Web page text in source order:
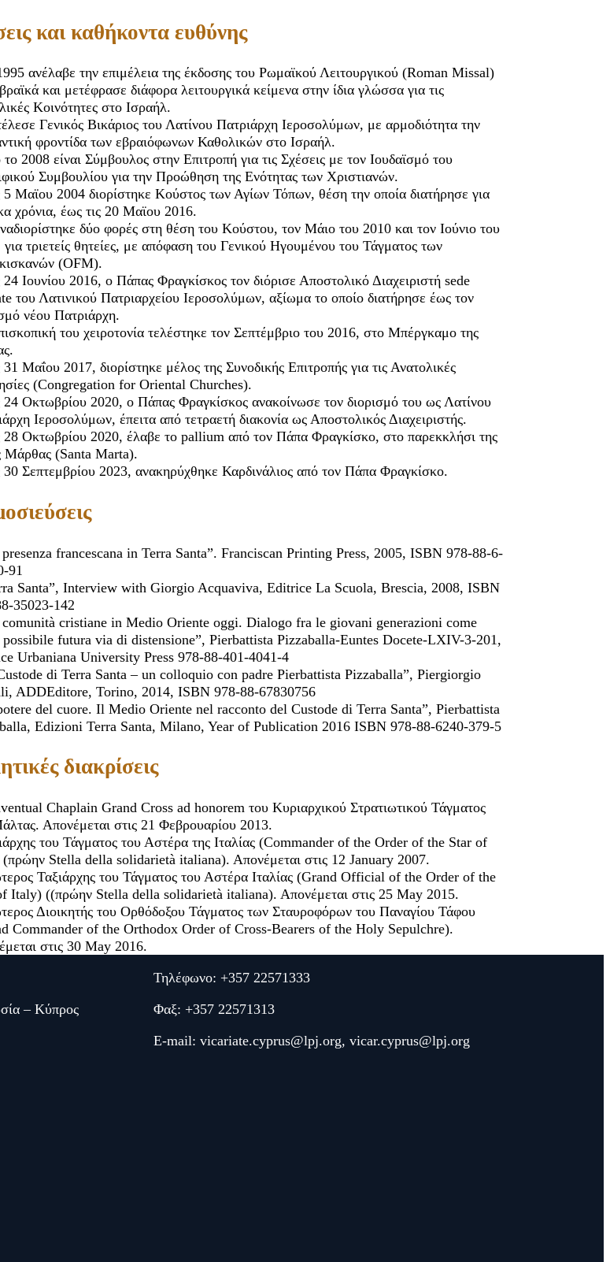
και καθήκοντα ευθύνης
ανέλαβε την επιμέλεια της έκδοσης του Ρωμαϊκού Λειτουργικού (Roman Missal)
και μετέφρασε διάφορα λειτουργικά κείμενα στην ίδια γλώσσα για τις
Κοινότητες στο Ισραήλ.
Γενικός Βικάριος του Λατίνου Πατριάρχη Ιεροσολύμων, με αρμοδιότητα την
φροντίδα των εβραιόφωνων Καθολικών στο Ισραήλ.
2008 είναι Σύμβουλος στην Επιτροπή για τις Σχέσεις με τον Ιουδαϊσμό του
Συμβουλίου για την Προώθηση της Ενότητας των Χριστιανών.
5 Μαϊου 2004 διορίστηκε Κούστος των Αγίων Τόπων, θέση την οποία διατήρησε για
χρόνια, έως τις 20 Μαϊου 2016.
δύο φορές στη θέση του Κούστου, τον Μάιο του 2010 και τον Ιούνιο του
τριετείς θητείες, με απόφαση του Γενικού Ηγουμένου του Τάγματος των
(OFM).
24 Ιουνίου 2016, ο Πάπας Φραγκίσκος τον διόρισε Αποστολικό Διαχειριστή sede
του Λατινικού Πατριαρχείου Ιεροσολύμων, αξίωμα το οποίο διατήρησε έως τον
νέου Πατριάρχη.
του χειροτονία τελέστηκε τον Σεπτέμβριο του 2016, στο Μπέργκαμο της
31 Μαΐου 2017, διορίστηκε μέλος της Συνοδικής Επιτροπής για τις Ανατολικές
(Congregation for Oriental Churches).
24 Οκτωβρίου 2020, ο Πάπας Φραγκίσκος ανακοίνωσε τον διορισμό του ως Λατίνου
Ιεροσολύμων, έπειτα από τετραετή διακονία ως Αποστολικός Διαχειριστής.
28 Οκτωβρίου 2020, έλαβε το pallium από τον Πάπα Φραγκίσκο, στο παρεκκλήσι της
Μάρθας (Santa Marta).
30 Σεπτεμβρίου 2023, ανακηρύχθηκε Καρδινάλιος από τον Πάπα Φραγκίσκο.
presenza francescana in Terra Santa”. Franciscan Printing Press, 2005, ISBN 978-88-6-
91
Santa”, Interview with Giorgio Acquaviva, Editrice La Scuola, Brescia, 2008, ISBN
35023-142
comunità cristiane in Medio Oriente oggi. Dialogo fra le giovani generazioni come
futura via di distensione”, Pierbattista Pizzaballa-Euntes Docete-LXIV-3-201,
Urbaniana University Press 978-88-401-4041-4
di Terra Santa – un colloquio con padre Pierbattista Pizzaballa”, Piergiorgio
ADDEditore, Torino, 2014, ISBN 978-88-67830756
del cuore. Il Medio Oriente nel racconto del Custode di Terra Santa”, Pierbattista
Edizioni Terra Santa, Milano, Year of Publication 2016 ISBN 978-88-6240-379-5
διακρίσεις
Chaplain Grand Cross ad honorem του Κυριαρχικού Στρατιωτικού Τάγματος
Απονέμεται στις 21 Φεβρουαρίου 2013.
του Τάγματος του Αστέρα της Ιταλίας (Commander of the Order of the Star of
Stella della solidarietà italiana). Απονέμεται στις 12 January 2007.
Ταξιάρχης του Τάγματος του Αστέρα Ιταλίας (Grand Official of the Order of the
Italy) ((πρώην Stella della solidarietà italiana). Απονέμεται στις 25 May 2015.
Διοικητής του Ορθόδοξου Τάγματος των Σταυροφόρων του Παναγίου Τάφου
Commander of the Orthodox Order of Cross-Bearers of the Holy Sepulchre).
στις 30 May 2016.
– Κύπρος
Τηλέφωνο: +357 22571333
Φαξ: +357 22571313
E-mail: vicariate.cyprus@lpj.org, vicar.cyprus@lpj.org